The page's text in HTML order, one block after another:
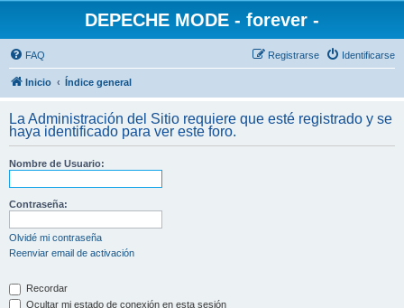
DEPECHE MODE - forever -
FAQ Identificarse
Registrarse
Inicio Índice general
La Administración del Sitio requiere que esté registrado y se
haya identificado para ver este foro.
Nombre de Usuario:
Contraseña:
Olvidé mi contraseña
Reenviar email de activación
Recordar
Ocultar mi estado de conexión en esta sesión